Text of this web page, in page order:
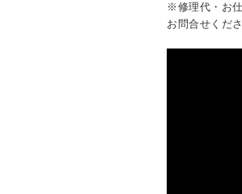
※修理代・お
お問合せくださ